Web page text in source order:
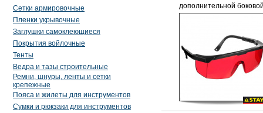
Сетки армировочные
Пленки укрывочные
Заглушки самоклеющиеся
Покрытия войлочные
Тенты
Ведра и тазы строительные
Ремни, шнуры, ленты и сетки
крепежные
Пояса и жилеты для инструментов
Сумки и рюкзаки для инструментов
дополнительной
защитой (2-110457)